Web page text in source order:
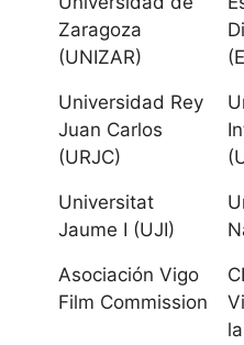
Pelayo
Mancha
Zaragoza
(UNIZAR)
Universidad Rey
Juan Carlos
(URJC)
Universitat
Jaume I (UJI)
Asociación Vigo
Film Commission